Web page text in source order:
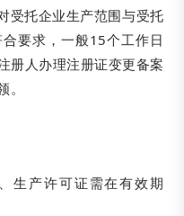
受托企业生产范围与受托
要求，一般15个工作日
册人办理注册证变更备案
生产许可证需在有效期